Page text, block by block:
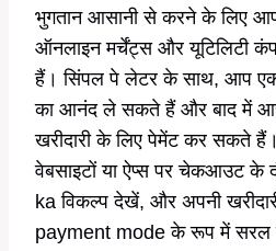
भुगतान आसानी से करने के लिए
ऑनलाइन मर्चेंट्स और यूटिलिटी
हैं। सिंपल पे लेटर के साथ, आप
का आनंद ले सकते हैं और बाद में
खरीदारी के लिए पेमेंट कर सकते हैं।
वेबसाइटों या ऐप्स पर चेकआउट के
ka विकल्प देखें, और अपनी
payment mode के रूप में सरल